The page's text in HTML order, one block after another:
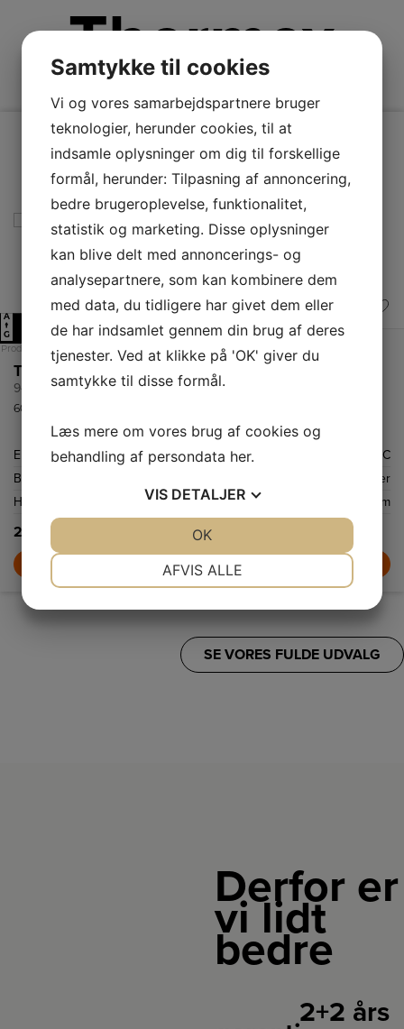
Thermex
A
↑
G
Produktdatablad
Thermex Væghængt emhætte
942 60 cm
60 cm bred emhætte med tre hastighedsniveauer.
Energiklasse
C
Betjeningspanel, type
Knapper
Højde
1115 mm
2.999,-
LÆG I KURV
SE VORES FULDE UDVALG
Derfor er
vi lidt
bedre
2+2 års
Samtykke til cookies
Vi og vores samarbejdspartnere bruger
teknologier, herunder cookies, til at
indsamle oplysninger om dig til forskellige
formål, herunder: Tilpasning af annoncering,
bedre brugeroplevelse, funktionalitet,
statistik og marketing. Disse oplysninger
kan blive delt med annoncerings- og
analysepartnere, som kan kombinere dem
med data, du tidligere har givet dem eller
de har indsamlet gennem din brug af deres
tjenester. Ved at klikke på 'OK' giver du
samtykke til disse formål.
Læs mere om vores brug af cookies og
behandling af persondata her.
VIS DETALJER
AFVIS ALLE
OK